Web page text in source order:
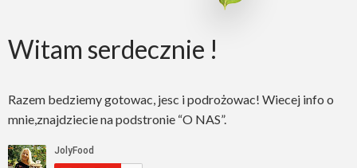
Witam serdecznie !
Razem bedziemy gotowac, jesc i podrożowac! Wiecej info o
mnie,znajdziecie na podstronie “O NAS”.